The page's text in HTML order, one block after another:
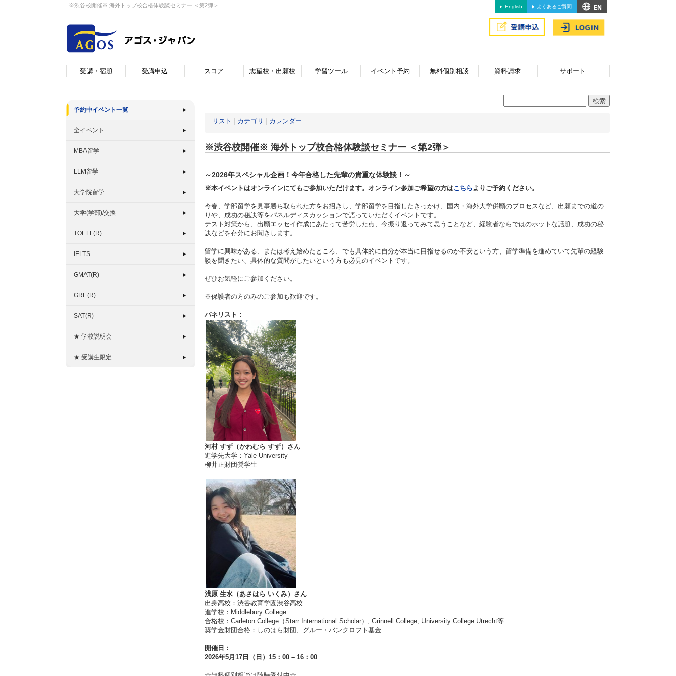
※渋谷校開催※ 海外トップ校合格体験談セミナー ＜第2弾＞ English よくあるご質問
受講・宿題 受講申込 スコア 志望校・出願校 学習ツール イベント予約 無料個別相談 資料請求 サポート
予約中イベント一覧
全イベント
MBA留学
LLM留学
大学院留学
大学(学部)/交換
TOEFL(R)
IELTS
GMAT(R)
GRE(R)
SAT(R)
★ 学校説明会
★ 受講生限定
リスト カテゴリ カレンダー
※渋谷校開催※ 海外トップ校合格体験談セミナー ＜第2弾＞
～2026年スペシャル企画！今年合格した先輩の貴重な体験談！～
※本イベントはオンラインにてもご参加いただけます。オンライン参加ご希望の方はこちらよりご予約ください。
今春、学部留学を見事勝ち取られた方をお招きし、学部留学を目指したきっかけ、国内・海外大学併願のプロセスなど、出願までの道の
りや、成功の秘訣等をパネルディスカッションで語っていただくイベントです。
テスト対策から、出願エッセイ作成にあたって苦労した点、今振り返ってみて思うことなど、経験者ならではのホットな話題、成功の秘
訣などを存分にお聞きします。
留学に興味がある、または考え始めたところ、でも具体的に自分が本当に目指せるのか不安という方、留学準備を進めていて先輩の経験
談を聞きたい、具体的な質問がしたいという方も必見のイベントです。
ぜひお気軽にご参加ください。
※保護者の方のみのご参加も歓迎です。
パネリスト：
河村 すず（かわむら すず）さん
進学先大学：Yale University
柳井正財団奨学生
浅原 生水（あさはら いくみ）さん
出身高校：渋谷教育学園渋谷高校
進学校：Middlebury College
合格校：Carleton College（Starr International Scholar）, Grinnell College, University College Utrecht等
奨学金財団合格：しのはら財団、グルー・バンクロフト基金
開催日：
2026年5月17日（日）15：00 – 16：00